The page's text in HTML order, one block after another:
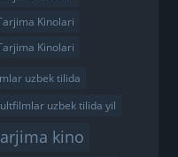
Kinolari
Kinolari
uzbek tilida
uzbek tilida yil
kino